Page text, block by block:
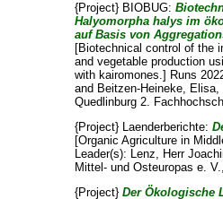
{Project} BIOBUG:
Halyomorpha halys im
auf Basis von
[Biotechnical control of the
and vegetable production
with kairomones.] Runs
and Beitzen-Heineke, Elisa,
Quedlinburg 2.
{Project} Laenderberichte:
[Organic Agriculture in
Leader(s): Lenz, Herr
Mittel- und Osteuropas e.
{Project}Der Ökologische